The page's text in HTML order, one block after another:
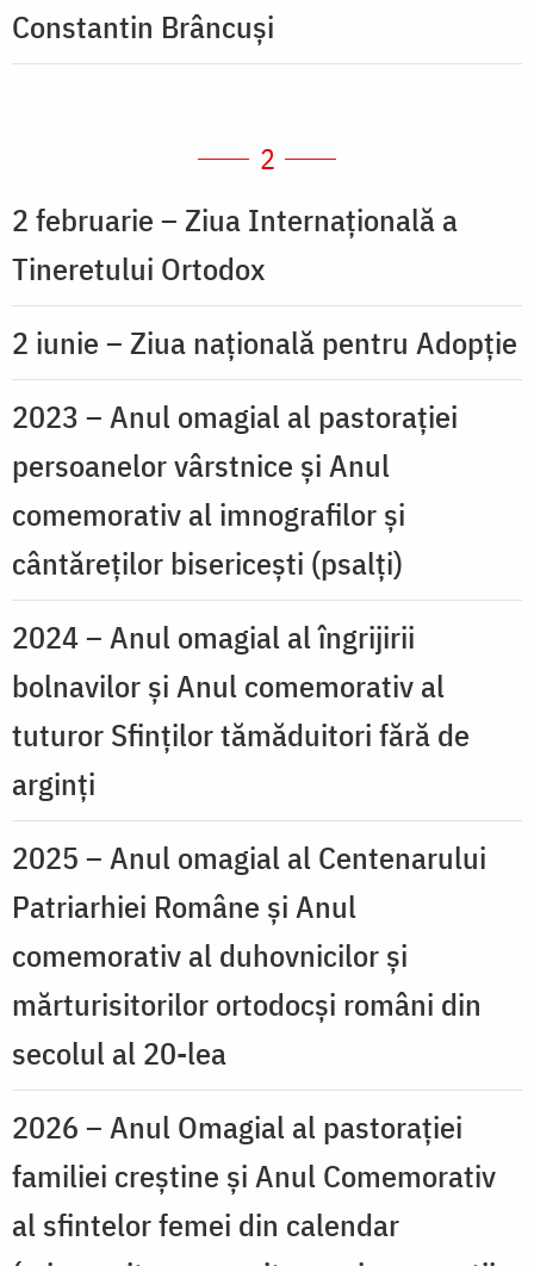
Constantin Brâncuși
2
2 februarie – Ziua Internațională a
Tineretului Ortodox
2 iunie – Ziua națională pentru Adopție
2023 – Anul omagial al pastorației
persoanelor vârstnice și Anul
comemorativ al imnografilor și
cântăreților bisericești (psalți)
2024 – Anul omagial al îngrijirii
bolnavilor și Anul comemorativ al
tuturor Sfinților tămăduitori fără de
arginți
2025 – Anul omagial al Centenarului
Patriarhiei Române și Anul
comemorativ al duhovnicilor și
mărturisitorilor ortodocși români din
secolul al 20-lea
2026 – Anul Omagial al pastorației
familiei creștine și Anul Comemorativ
al sfintelor femei din calendar